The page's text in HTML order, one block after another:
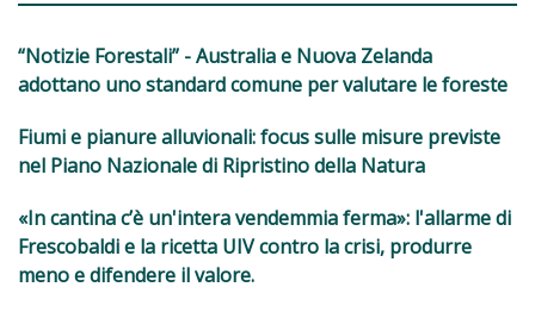
“Notizie Forestali” - Australia e Nuova Zelanda
adottano uno standard comune per valutare le foreste
Fiumi e pianure alluvionali: focus sulle misure previste
nel Piano Nazionale di Ripristino della Natura
«In cantina c’è un'intera vendemmia ferma»: l'allarme di
Frescobaldi e la ricetta UIV contro la crisi, produrre
meno e difendere il valore.